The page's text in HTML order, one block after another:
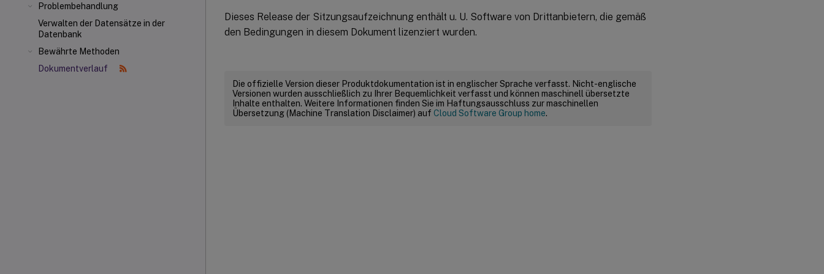
Problembehandlung
Verwalten der Datensätze in der
Datenbank
Bewährte Methoden
Dokumentverlauf
Dieses Release der Sitzungsaufzeichnung enthält u. U. Software von Drittanbietern, die gemäß
den Bedingungen in diesem Dokument lizenziert wurden.
Die offizielle Version dieser Produktdokumentation ist in englischer Sprache verfasst. Nicht-englische
Versionen wurden ausschließlich zu Ihrer Bequemlichkeit verfasst und können maschinell übersetzte
Inhalte enthalten. Weitere Informationen finden Sie im Haftungsausschluss zur maschinellen
Übersetzung (Machine Translation Disclaimer) auf Cloud Software Group home.